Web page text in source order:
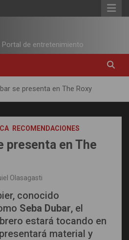
de entretenimiento
se presenta en The Roxy
RECOMENDACIONES
presenta en The
Olasagasti
conocido
Seba Dubar, el
estará tocando en
material y